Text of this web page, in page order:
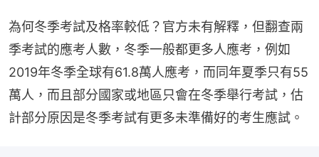
為何冬季考試及格率較低？官方未有解釋，但翻查兩
季考試的應考人數，冬季一般都更多人應考，例如
2019年冬季全球有61.8萬人應考，而同年夏季只有55
萬人，而且部分國家或地區只會在冬季舉行考試，估
計部分原因是冬季考試有更多未準備好的考生應試。